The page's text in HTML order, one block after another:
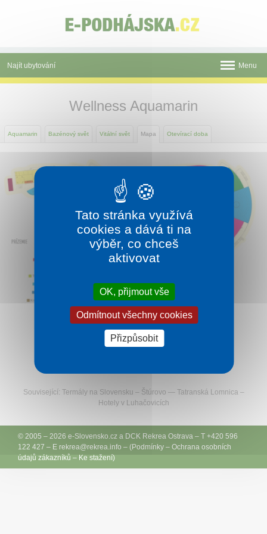
Najít ubytování
Aquamarin
Římské lázně
Mapa
Menu
Wellness Aquamarin
Aquamarin Bazénový svět Vitální svět Mapa Otevírací doba
Související: Termály na Slovensku – Štúrovo — Tatranská Lomnica –
Hotely v Luhačovicích
© 2005 – 2026 e-Slovensko.cz a DCK Rekrea Ostrava – T +420 596
122 427 – E rekrea@rekrea.info – (Podmínky – Ochrana osobních
údajů zákazníků – Ke stažení)
Tato stránka využívá
cookies a dává ti na
výběr, co chceš
aktivovat
OK, přijmout vše
Odmítnout všechny cookies
Přizpůsobit